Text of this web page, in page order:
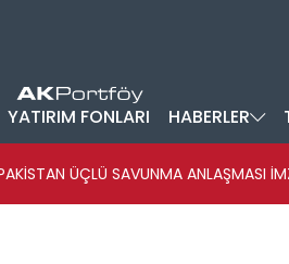
YATIRIM FONLARI HABERLER
ÜÇLÜ SAVUNMA ANLAŞMASI